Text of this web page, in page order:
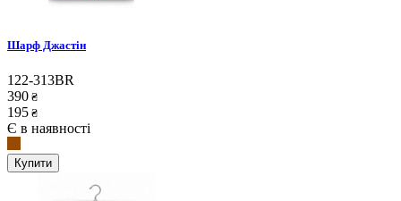
Шарф Джастін
122-313BR
390 ₴
195 ₴
Є в наявності
Купити